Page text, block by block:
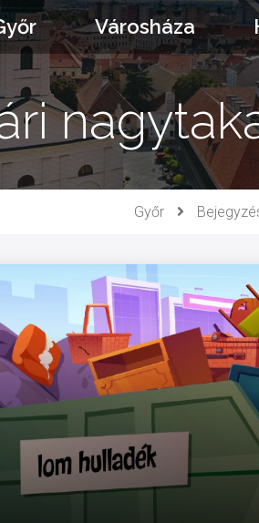
Városháza
Győr